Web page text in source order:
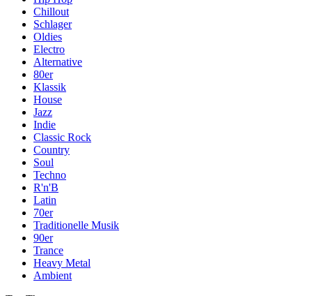
Chillout
Schlager
Oldies
Electro
Alternative
80er
Klassik
House
Jazz
Indie
Classic Rock
Country
Soul
Techno
R'n'B
Latin
70er
Traditionelle Musik
90er
Trance
Heavy Metal
Ambient